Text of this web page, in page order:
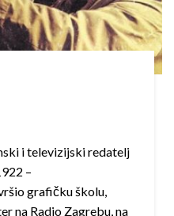
i televizijski redatelj
–
grafičku školu,
na Radio Zagrebu, na